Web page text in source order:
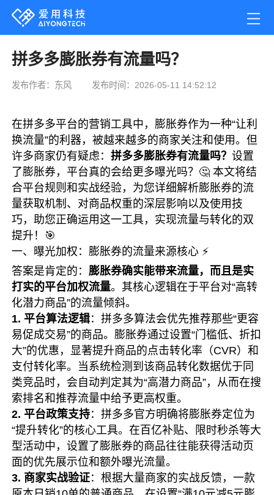
拼多多膨胀券有流量吗？
发布作者：东风 发布时间：2026-05-11 14:52:12
在拼多多平台的营销工具中，膨胀券作为一种“让利
换流量”的利器，被越来越多的商家关注和使用。但
许多商家仍有疑虑：拼多多膨胀券有流量吗？设置
了膨胀券，平台真的会给更多曝光吗？🤔 本文将结
合平台规则和实战经验，为您详细解析膨胀券的流
量获取机制、对商品权重的深层影响以及使用技
巧，助您正确运用这一工具，实现流量与转化的双
提升！🎯
一、曝光加权：膨胀券的流量来源核心 ⚡
答案是肯定的：膨胀券确实能带来流量，而且是实
打实的平台加权流量。其核心逻辑在于平台对“高转
化潜力商品”的流量倾斜。
1. 平台算法逻辑：拼多多算法会优先推荐那些“更容
易促成交易”的商品。膨胀券通过设置“门槛低、折扣
大”的优惠，显著提升商品的点击转化率（CVR）和
支付转化率。当系统检测到该商品转化数据优于同
类竞品时，会自动判定其为“高潜力商品”，从而在搜
索排名和推荐流量中给予更高权重。
2. 平台政策支持：拼多多官方明确将膨胀券定位为
“提升转化”的核心工具。在百亿补贴、限时秒杀等大
型活动中，设置了膨胀券的商品往往能获得活动页
面的优先展示位和额外曝光流量。
3. 商家实战验证：根据大量商家的实战反馈，一款